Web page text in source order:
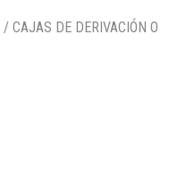
/ CAJAS DE DERIVACIÓN O